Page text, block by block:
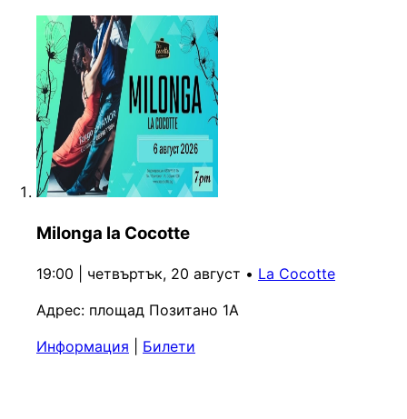
Milonga la Cocotte
19:00 | четвъртък, 20 август • La Cocotte
Адрес: площад Позитано 1A
Информация
Билети